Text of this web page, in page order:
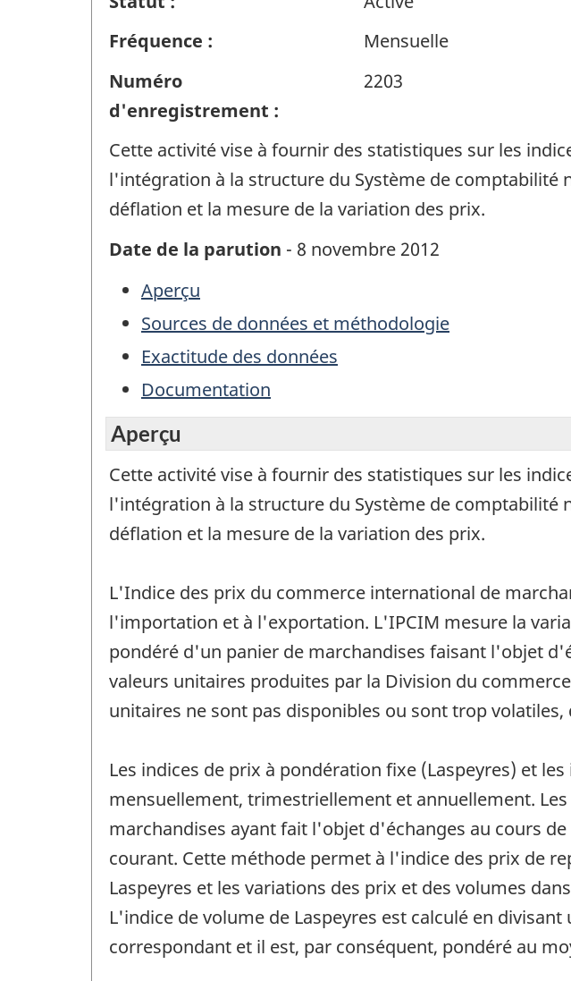
Fréquence :
Mensuelle
Numéro
d'enregistrement :
2203
Cette activité vise à fournir des statistiques sur les
l'intégration à la structure du Système de comptabilité
déflation et la mesure de la variation des prix.
Date de la parution - 8 novembre 2012
Aperçu
Sources de données et méthodologie
Exactitude des données
Documentation
Aperçu
Cette activité vise à fournir des statistiques sur les
l'intégration à la structure du Système de comptabilité
déflation et la mesure de la variation des prix.
L'Indice des prix du commerce international de
l'importation et à l'exportation. L'IPCIM mesure la
pondéré d'un panier de marchandises faisant l'objet
valeurs unitaires produites par la Division du
unitaires ne sont pas disponibles ou sont trop
Les indices de prix à pondération fixe (Laspeyres) et
mensuellement, trimestriellement et annuellement.
marchandises ayant fait l'objet d'échanges au cours
courant. Cette méthode permet à l'indice des prix de
Laspeyres et les variations des prix et des volumes
L'indice de volume de Laspeyres est calculé en
correspondant et il est, par conséquent, pondéré au